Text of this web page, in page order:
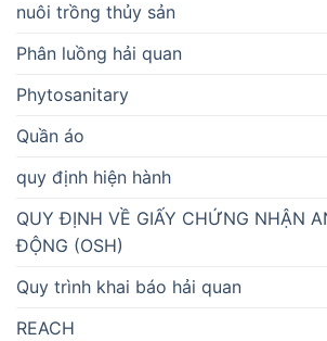
nuôi trồng thủy sản
Phân luồng hải quan
Phytosanitary
Quần áo
quy định hiện hành
QUY ĐỊNH VỀ GIẤY CHỨNG NHẬN
ĐỘNG (OSH)
Quy trình khai báo hải quan
REACH